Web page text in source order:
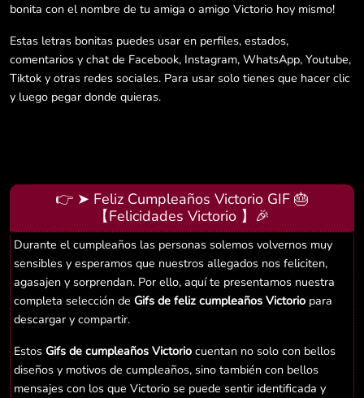
bonita con el nombre de tu amiga o amigo Victorio hoy mismo!
Estas letras bonitas puedes usar en perfiles, estados,
comentarios y chat de Facebook, Instagram, WhatsApp, Youtube,
Tiktok y otras redes sociales. Para usar solo tienes que hacer clic
y luego pegar donde quieras.
👉 ➤ Feliz Cumpleaños Victorio GIF 🎂
【Felicidades Victorio 】🎉
Durante el cumpleaños las personas solemos volvernos muy
sensibles y esperamos que nuestros allegados nos feliciten,
agasajen y sorprendan. Por ello, aquí te presentamos nuestra
completa selección de Gifs de feliz cumpleaños Victorio para
descargar y compartir.
Estos Gifs de cumpleaños Victorio cuentan no solo con bellos
diseños y motivos de cumpleaños, sino también con bellos
mensajes con los que Victorio se puede sentir identificada y